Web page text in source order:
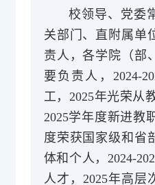
校领导、党委
关部门、直附属单
责人，各学院（部
要负责人，2024-
工，2025年光荣从
2025学年度新进教
度荣获国家级和省
体和个人，2024-
人才，2025年高层